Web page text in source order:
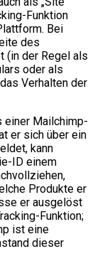
Funktion
Bei
des
(in der Regel als
oder als
Verhalten der
einer Mailchimp-
er sich über ein
kann
ID einem
Produkte er
er ausgelöst
Funktion;
ist eine
dieser